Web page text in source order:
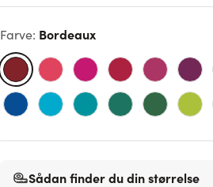
Farve: Bordeaux
Sådan finder du din størrelse